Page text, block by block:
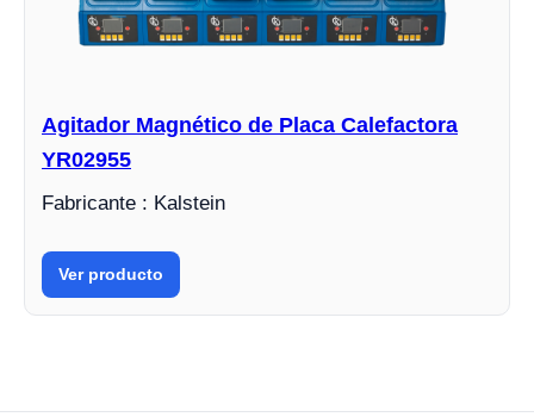
Agitador Magnético de Placa Calefactora
YR02955
Fabricante : Kalstein
Ver producto